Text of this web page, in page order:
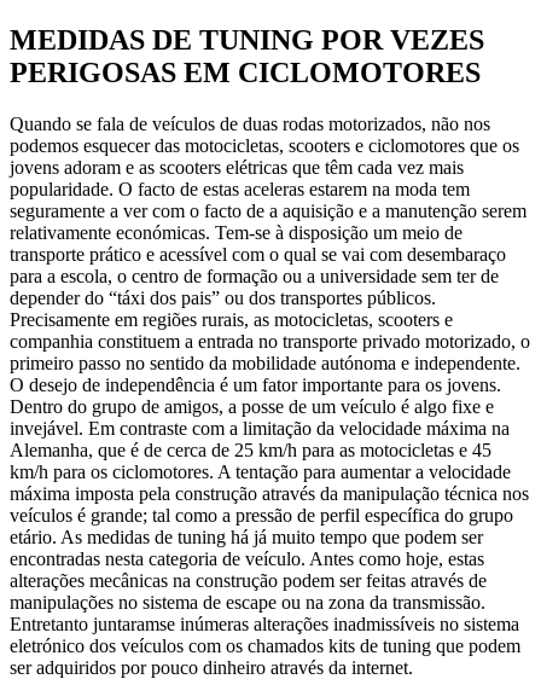
MEDIDAS DE TUNING POR VEZES
PERIGOSAS EM CICLOMOTORES
Quando se fala de veículos de duas rodas motorizados, não nos
podemos esquecer das motocicletas, scooters e ciclomotores que os
jovens adoram e as scooters elétricas que têm cada vez mais
popularidade. O facto de estas aceleras estarem na moda tem
seguramente a ver com o facto de a aquisição e a manutenção serem
relativamente económicas. Tem-se à disposição um meio de
transporte prático e acessível com o qual se vai com desembaraço
para a escola, o centro de formação ou a universidade sem ter de
depender do “táxi dos pais” ou dos transportes públicos.
Precisamente em regiões rurais, as motocicletas, scooters e
companhia constituem a entrada no transporte privado motorizado, o
primeiro passo no sentido da mobilidade autónoma e independente.
O desejo de independência é um fator importante para os jovens.
Dentro do grupo de amigos, a posse de um veículo é algo fixe e
invejável. Em contraste com a limitação da velocidade máxima na
Alemanha, que é de cerca de 25 km/h para as motocicletas e 45
km/h para os ciclomotores. A tentação para aumentar a velocidade
máxima imposta pela construção através da manipulação técnica nos
veículos é grande; tal como a pressão de perfil específica do grupo
etário. As medidas de tuning há já muito tempo que podem ser
encontradas nesta categoria de veículo. Antes como hoje, estas
alterações mecânicas na construção podem ser feitas através de
manipulações no sistema de escape ou na zona da transmissão.
Entretanto juntaramse inúmeras alterações inadmissíveis no sistema
eletrónico dos veículos com os chamados kits de tuning que podem
ser adquiridos por pouco dinheiro através da internet.